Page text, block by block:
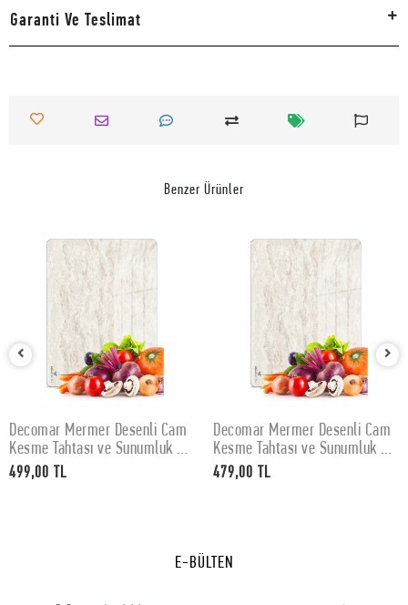
Garanti Ve Teslimat
Benzer Ürünler
SEPETE EKLE
Decomar Mermer Desenli Cam
Kesme Tahtası ve Sunumluk 25
x 35 cm
479,00 TL
SEPETE EKLE
Decovetro Cam Kesme
ve Sunumluk Amore Bonjour
x 35 cm
479,00 TL
E-BÜLTEN